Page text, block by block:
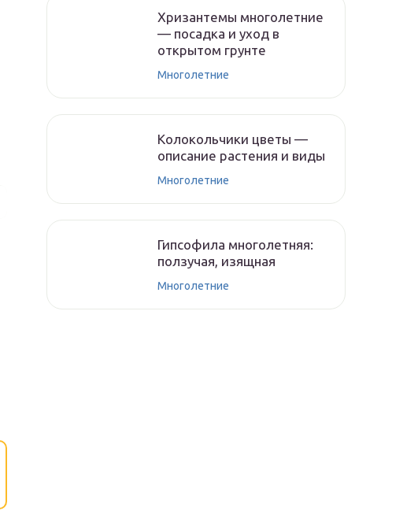
Хризантемы многолетние
— посадка и уход в
открытом грунте
Многолетние
Колокольчики цветы —
описание растения и виды
Многолетние
Гипсофила многолетняя:
ползучая, изящная
Многолетние